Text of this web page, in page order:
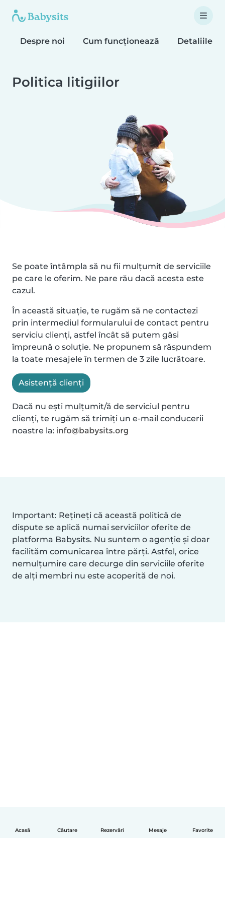
Acasă Căutare Rezervări Mesaje Favorite
Despre noi Cum funcționează Detaliile
Politica litigiilor
Se poate întâmpla să nu fii mulțumit de serviciile
pe care le oferim. Ne pare rău dacă acesta este
cazul.
În această situație, te rugăm să ne contactezi
prin intermediul formularului de contact pentru
serviciu clienți, astfel încât să putem găsi
împreună o soluție. Ne propunem să răspundem
la toate mesajele în termen de 3 zile lucrătoare.
Asistență clienți
Dacă nu ești mulțumit/ă de serviciul pentru
clienți, te rugăm să trimiți un e-mail conducerii
noastre la:
Important: Rețineți că această politică de
dispute se aplică numai serviciilor oferite de
platforma Babysits. Nu suntem o agenție și doar
facilităm comunicarea între părți. Astfel, orice
nemulțumire care decurge din serviciile oferite
de alți membri nu este acoperită de noi.